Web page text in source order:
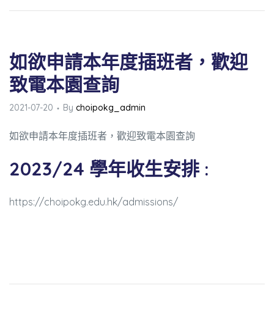
如欲申請本年度插班者，歡迎
致電本園查詢
2021-07-20 By choipokg_admin
如欲申請本年度插班者，歡迎致電本園查詢
2023/24 學年收生安排 :
https://choipokg.edu.hk/admissions/